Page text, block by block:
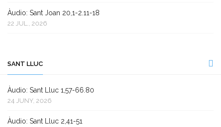
Àudio: Sant Joan 20,1-2.11-18
22 JUL., 2026
SANT LLUC
Àudio: Sant Lluc 1,57-66.80
24 JUNY, 2026
Àudio: Sant Lluc 2,41-51